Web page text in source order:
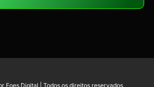
Foes Digital | Todos os direitos reservados